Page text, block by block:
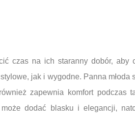
czas na ich staranny dobór, aby
jak i wygodne. Panna młoda
zapewnia komfort podczas
dodać blasku i elegancji,